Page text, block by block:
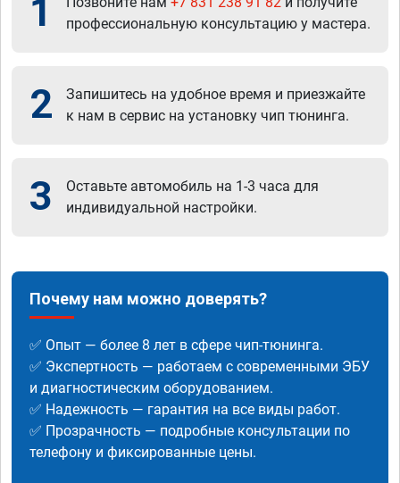
1
профессиональную консультацию у мастера.
2
Запишитесь на удобное время и приезжайте
к нам в сервис на установку чип тюнинга.
3
Оставьте автомобиль на 1-3 часа для
индивидуальной настройки.
Почему нам можно доверять?
✅ Опыт — более 8 лет в сфере чип-тюнинга.
✅ Экспертность — работаем с современными ЭБУ
и диагностическим оборудованием.
✅ Надежность — гарантия на все виды работ.
✅ Прозрачность — подробные консультации по
телефону и фиксированные цены.